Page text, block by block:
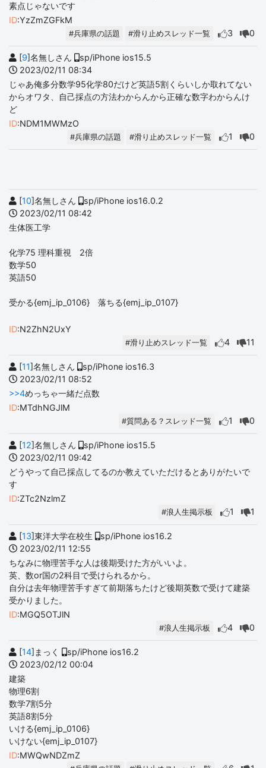
素点じゃないです
ID:YzZmZGFkM
#兵庫県の話題 #滑り止めスレッド一覧 3 0
[9]名無しさん
sp/iPhone ios15.5
2023/02/11 08:34
じゃあ俺多分数学95化学80だけど英語5割くらいしか取れてない
からオワタ、自己採点の方法わからんから正確な数字わからんけ
ど
ID:NDM1MWMzO
#兵庫県の話題 #滑り止めスレッド一覧 1 0
[10]名無しさん
sp/iPhone ios16.0.2
2023/02/11 08:42
生体医工学
化学75 理科重視 2倍
数学50
英語50
受かる{emj_ip_0106} 落ちる{emj_ip_0107}
ID:N2ZhN2UxY
#滑り止めスレッド一覧 4 11
[11]名無しさん
sp/iPhone ios16.3
2023/02/11 08:52
>>4めっちゃ一緒だ点数
ID:MTdhNGJlM
#質問ある？スレッド一覧 1 0
[12]名無しさん
sp/iPhone ios15.5
2023/02/11 09:42
どうやって自己採点してるのか教えていただけるとありがたいで
す
ID:ZTc2NzlmZ
#浪人生掲示板 1 1
[13]東洋大学在校生
sp/iPhone ios16.2
2023/02/11 12:55
ちなみに物理苦手な人は後期受けた方がいいよ。
英、数or国の2科目で受けられるから。
自分は去年物理苦手すぎて前期落ちたけど後期英数で受けて建築
受かりました。
ID:MGQ5OTJlN
#浪人生掲示板 4 0
[14]まっく
sp/iPhone ios16.2
2023/02/12 00:04
建築
物理6割
数学7割5分
英語8割5分
いける{emj_ip_0106}
いけない{emj_ip_0107}
ID:MWQwNDZmZ